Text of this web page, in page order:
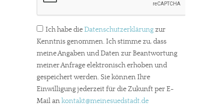
Ich habe dieDatenschutzerklärungzur
Kenntnis genommen. Ich stimme zu, dass
meine Angaben und Daten zur Beantwortung
meiner Anfrage elektronisch erhoben und
gespeichert werden. Sie können Ihre
Einwilligung jederzeit für die Zukunft per E-
Mail ankontakt@meinesuedstadt.de